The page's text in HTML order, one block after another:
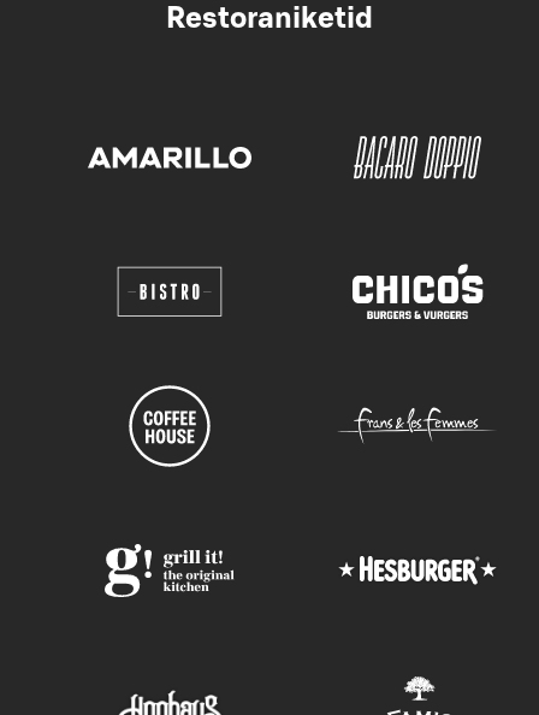
Restoraniketid